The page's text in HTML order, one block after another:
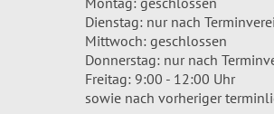
Dienstag: nur nach
Mittwoch: geschlossen
Donnerstag: nur nach
Freitag: 9:00 - 12:00 Uhr
sowie nach vorheriger